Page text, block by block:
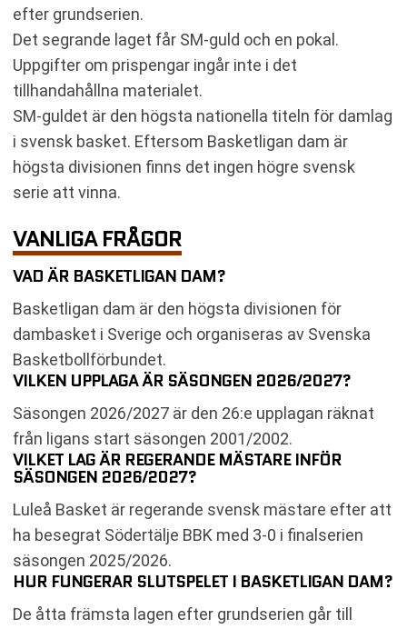
efter grundserien.
Det segrande laget får SM-guld och en pokal.
Uppgifter om prispengar ingår inte i det
tillhandahållna materialet.
SM-guldet är den högsta nationella titeln för damlag
i svensk basket. Eftersom Basketligan dam är
högsta divisionen finns det ingen högre svensk
serie att vinna.
VANLIGA FRÅGOR
VAD ÄR BASKETLIGAN DAM?
Basketligan dam är den högsta divisionen för
dambasket i Sverige och organiseras av Svenska
Basketbollförbundet.
VILKEN UPPLAGA ÄR SÄSONGEN 2026/2027?
Säsongen 2026/2027 är den 26:e upplagan räknat
från ligans start säsongen 2001/2002.
VILKET LAG ÄR REGERANDE MÄSTARE INFÖR
SÄSONGEN 2026/2027?
Luleå Basket är regerande svensk mästare efter att
ha besegrat Södertälje BBK med 3-0 i finalserien
säsongen 2025/2026.
HUR FUNGERAR SLUTSPELET I BASKETLIGAN DAM?
De åtta främsta lagen efter grundserien går till